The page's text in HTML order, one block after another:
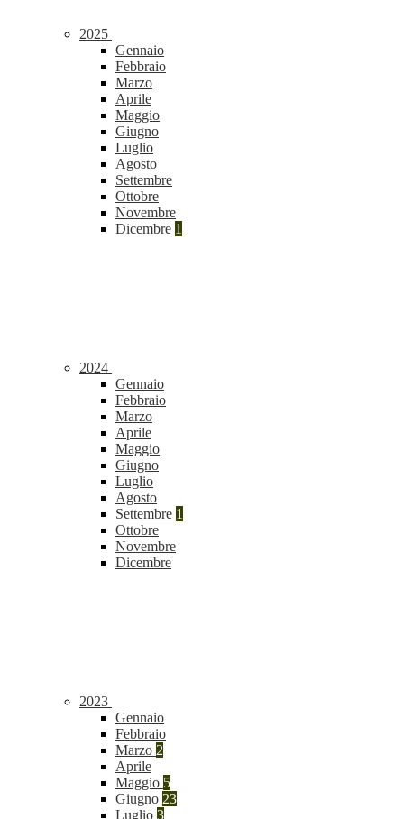
2025
Gennaio
Febbraio
Marzo
Aprile
Maggio
Giugno
Luglio
Agosto
Settembre
Ottobre
Novembre
Dicembre 1
2024
Gennaio
Febbraio
Marzo
Aprile
Maggio
Giugno
Luglio
Agosto
Settembre 1
Ottobre
Novembre
Dicembre
2023
Gennaio
Febbraio
Marzo 2
Aprile
Maggio 5
Giugno 23
Luglio 3